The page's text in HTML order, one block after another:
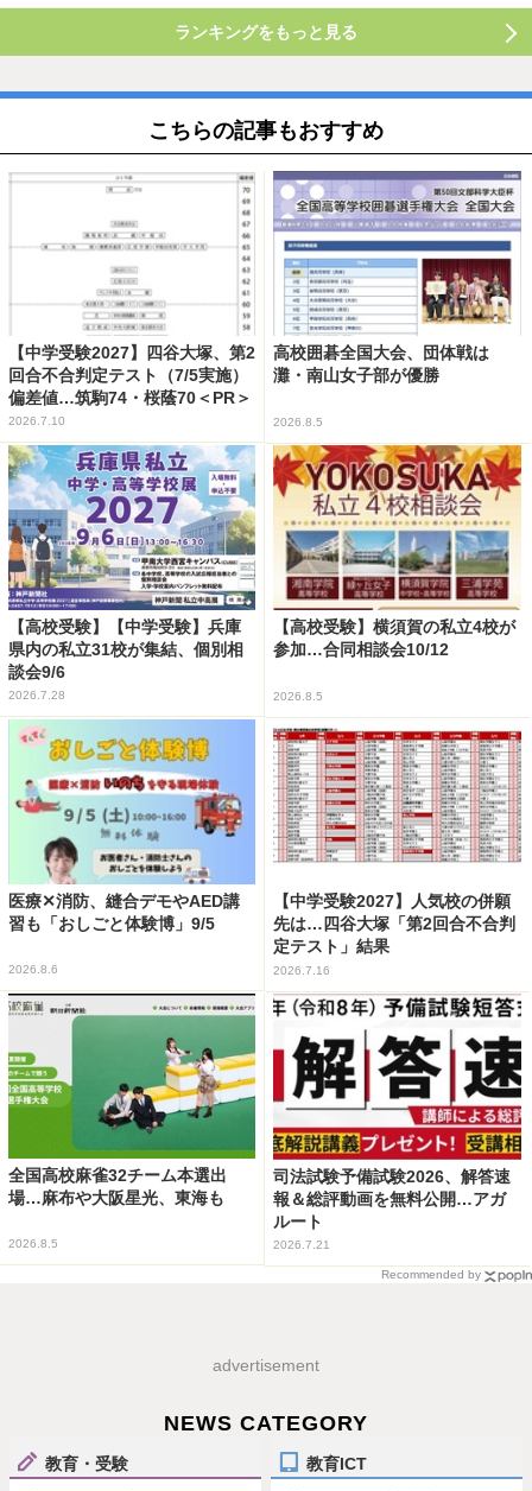
ランキングをもっと見る
こちらの記事もおすすめ
【中学受験2027】四谷大塚、第2
回合不合判定テスト（7/5実施）
偏差値…筑駒74・桜蔭70＜PR＞
2026.7.10
高校囲碁全国大会、団体戦は
灘・南山女子部が優勝
2026.8.5
【高校受験】【中学受験】兵庫
県内の私立31校が集結、個別相
談会9/6
2026.7.28
【高校受験】横須賀の私立4校が
参加…合同相談会10/12
2026.8.5
医療✕消防、縫合デモやAED講
習も「おしごと体験博」9/5
2026.8.6
【中学受験2027】人気校の併願
先は…四谷大塚「第2回合不合判
定テスト」結果
2026.7.16
全国高校麻雀32チーム本選出
場…麻布や大阪星光、東海も
2026.8.5
司法試験予備試験2026、解答速
報＆総評動画を無料公開…アガ
ルート
2026.7.21
Recommended by
advertisement
NEWS CATEGORY
教育・受験 教育ICT